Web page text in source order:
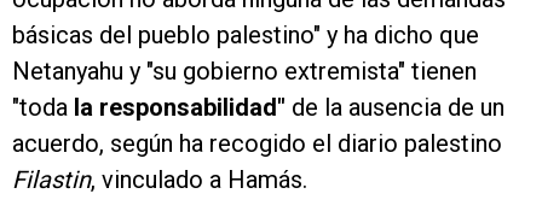
básicas del pueblo palestino" y ha dicho que
Netanyahu y "su gobierno extremista" tienen
"toda la responsabilidad" de la ausencia de un
acuerdo, según ha recogido el diario palestino
Filastin, vinculado a Hamás.